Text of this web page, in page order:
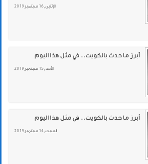
الإثنين , 16 سبتمبر 2019
أبرز ما حدث بالكويت.. في مثل هذا اليوم
الأحد , 15 سبتمبر 2019
أبرز ما حدث بالكويت.. في مثل هذا اليوم
السبت , 14 سبتمبر 2019